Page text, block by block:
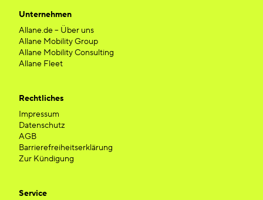
Unternehmen
Allane.de – Über uns
Allane Mobility Group
Allane Mobility Consulting
Allane Fleet
Rechtliches
Impressum
Datenschutz
AGB
Barrierefreiheitserklärung
Zur Kündigung
Service